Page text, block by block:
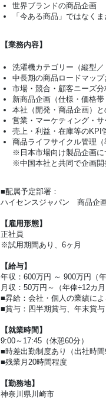
世界ブランドの商品企画
「今ある商品」ではなく
【業務内容】
洗濯機カテゴリー（縦型
中長期の商品ロードマッ
市場・競合・顧客ニーズ分
新商品企画（仕様・価格
本社（開発・商品企画）
営業・マーケティング・
売上・利益・在庫等のKPI
商品ライフサイクル管理（
※日本市場向け製品企画に
※中国本社と共同で企画開
■配属予定部署：
ハイセンスジャパン 商品企
【雇用形態】
正社員
※試用期間あり、6ヶ月
【給与】
年収：600万円 ～ 900万円（
月収：50万円～（年俸÷12カ月
■昇給：会社・個人の業績によ
■賞与：四半期賞与、年末賞
【就業時間】
9:00～17:45（休憩60分）
■時差出勤制度あり（出社時間
■残業月20時間程度
【勤務地】
神奈川県川崎市